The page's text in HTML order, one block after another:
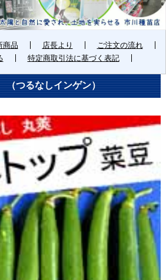
商品 店長より
ご注文の流れ
特定商取引法に基づく表記
つるなしインゲン）